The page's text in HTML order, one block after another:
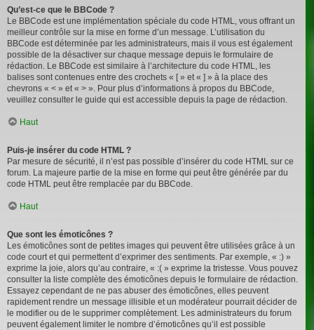
Qu’est-ce que le BBCode ?
Le BBCode est une implémentation spéciale du code HTML, vous offrant un
meilleur contrôle sur la mise en forme d’un message. L’utilisation du
BBCode est déterminée par les administrateurs, mais il vous est également
possible de la désactiver sur chaque message depuis le formulaire de
rédaction. Le BBCode est similaire à l’architecture du code HTML, les
balises sont contenues entre des crochets « [ » et « ] » à la place des
chevrons « < » et « > ». Pour plus d’informations à propos du BBCode,
veuillez consulter le guide qui est accessible depuis la page de rédaction.
Haut
Puis-je insérer du code HTML ?
Par mesure de sécurité, il n’est pas possible d’insérer du code HTML sur ce
forum. La majeure partie de la mise en forme qui peut être générée par du
code HTML peut être remplacée par du BBCode.
Haut
Que sont les émoticônes ?
Les émoticônes sont de petites images qui peuvent être utilisées grâce à un
code court et qui permettent d’exprimer des sentiments. Par exemple, « :) »
exprime la joie, alors qu’au contraire, « :( » exprime la tristesse. Vous pouvez
consulter la liste complète des émoticônes depuis le formulaire de rédaction.
Essayez cependant de ne pas abuser des émoticônes, elles peuvent
rapidement rendre un message illisible et un modérateur pourrait décider de
le modifier ou de le supprimer complètement. Les administrateurs du forum
peuvent également limiter le nombre d’émoticônes qu’il est possible